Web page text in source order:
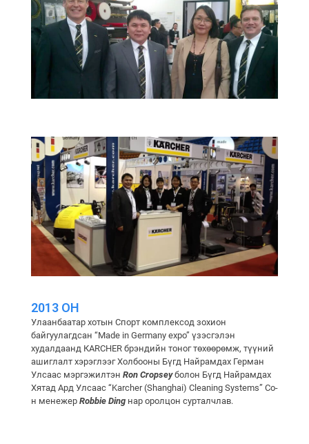
2013 ОН
Улаанбаатар хотын Спорт комплексод зохион
байгуулагдсан “Made in Germany expo” үзэсгэлэн
худалдаанд КARCHER брэндийн тоног төхөөрөмж, түүний
ашиглалт хэрэглээг Холбооны Бүгд Найрамдах Герман
Улсааc мэргэжилтэн Ron Cropseyболон Бүгд Найрамдах
Хятад Ард Улсааc “Karcher (Shanghai) Cleaning Systems” Co-
н менежер Robbie Ding нар оролцон сурталчлав.